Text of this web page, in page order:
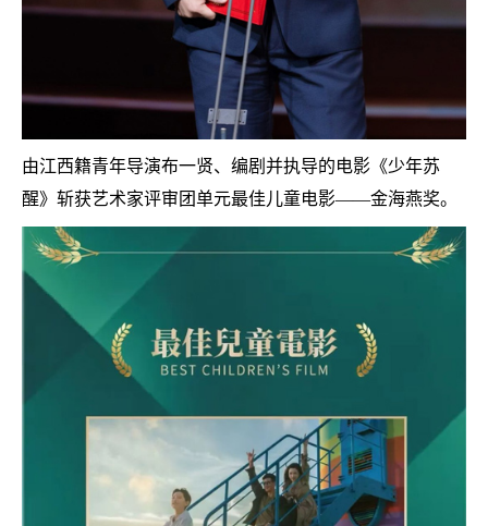
由江西籍青年导演布一贤、编剧并执导的电影《少年苏
醒》斩获艺术家评审团单元最佳儿童电影——金海燕奖。